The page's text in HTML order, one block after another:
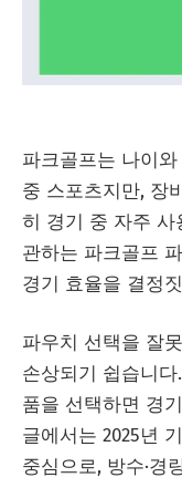
파크골프는 나이
중 스포츠지만, 장
히 경기 중 자주 사
관하는 파크골프
경기 효율을 결정
파우치 선택을 잘
손상되기 쉽습니
품을 선택하면 경
글에서는 2025년
중심으로, 방수·경